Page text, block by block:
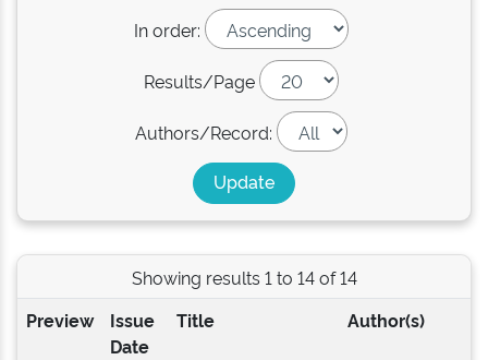
In order:
Results/Page
Authors/Record:
Showing results 1 to 14 of 14
Preview
Issue
Date
Title Author(s)